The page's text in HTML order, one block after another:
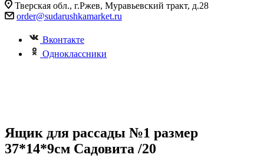
Тверская обл., г.Ржев, Муравьевский тракт, д.28
order@sudarushkamarket.ru
Вконтакте
Одноклассники
Ящик для рассады №1 размер
37*14*9см Садовита /20